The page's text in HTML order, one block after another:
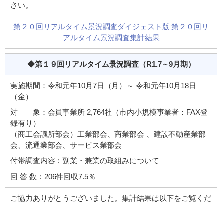
さい。
第２０回リアルタイム景況調査ダイジェスト版 第２０回リ
アルタイム景況調査集計結果
◆第１９回リアルタイム景況調査（R1.7～9月期）
実施期間：令和元年10月7日（月）～ 令和元年10月18日
（金）
対 象：会員事業所 2,764社（市内小規模事業者：FAX登
録有り）
（商工会議所部会）工業部会、商業部会 、建設不動産業部
会、流通業部会、サービス業部会
付帯調査内容：副業・兼業の取組みについて
回 答 数：206件回収7.5％
ご協力ありがとうございました。集計結果は以下をご覧くだ